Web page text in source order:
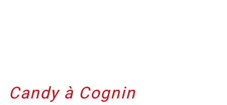
Candy à Cognin